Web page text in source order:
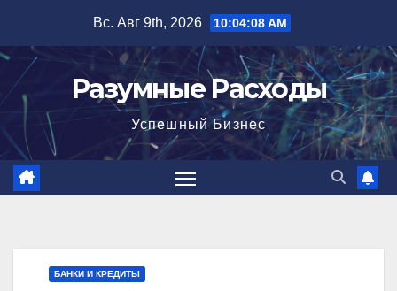
содержимому
Вс. Авг 9th, 2026 10:04:09 AM
Разумные Расходы
Успешный Бизнес
БАНКИ И КРЕДИТЫ